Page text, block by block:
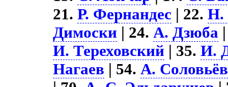
21.Р. Фернандес | 22.Н.
Димоски | 24.А. Дзюба
И. Тереховский | 35.И.
Нагаев | 54.А. Соловьёв